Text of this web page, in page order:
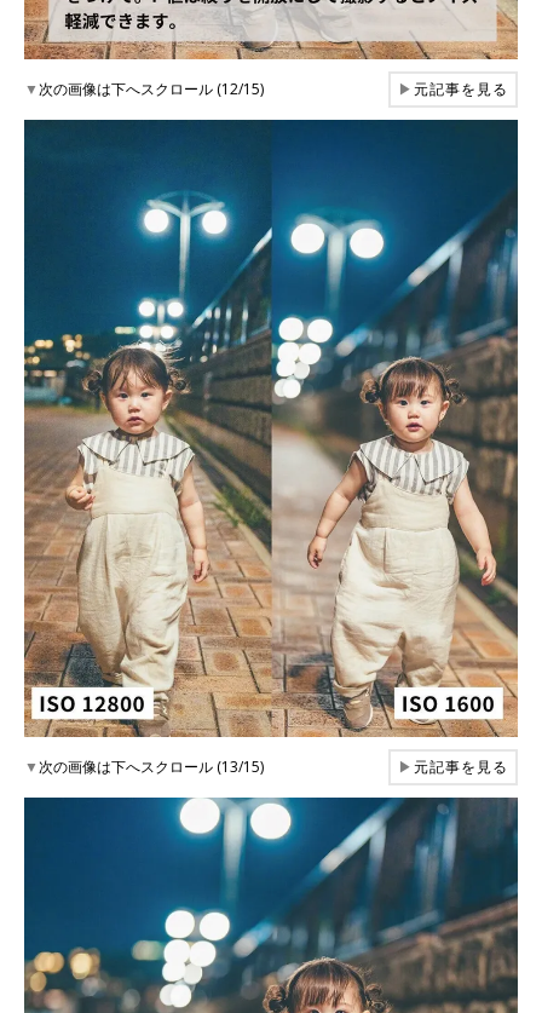
▼次の画像は下へスクロール (12/15) ▶元記事を見る
▼次の画像は下へスクロール (13/15) ▶元記事を見る